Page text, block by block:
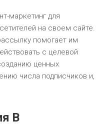
маркетинг для
на своем сайте.
помогает им
с целевой
ценных
числа подписчиков и,
B